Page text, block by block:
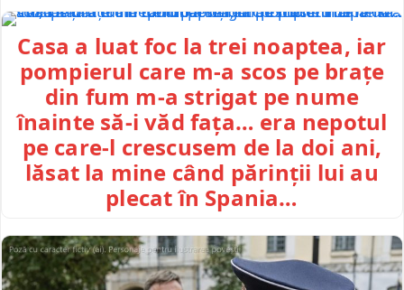
Casa a luat foc la trei noaptea, iar
pompierul care m-a scos pe brațe
din fum m-a strigat pe nume
înainte să-i văd fața… era nepotul
pe care-l crescusem de la doi ani,
lăsat la mine când părinții lui au
plecat în Spania…